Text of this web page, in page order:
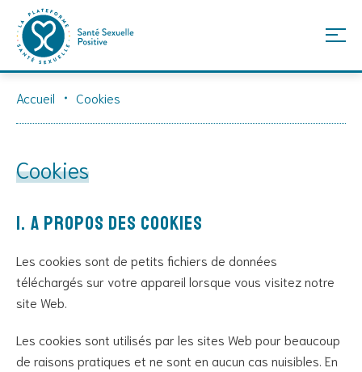
Accueil Cookies
Cookies
1. A propos des cookies
Les cookies sont de petits fichiers de données
téléchargés sur votre appareil lorsque vous visitez notre
site Web.
Les cookies sont utilisés par les sites Web pour beaucoup
de raisons pratiques et ne sont en aucun cas nuisibles. En